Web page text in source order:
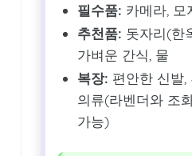
필수품: 카메라, 모
추천품: 돗자리(한
가벼운 간식, 물
복장: 편안한 신발
의류(라벤더와 조
가능)